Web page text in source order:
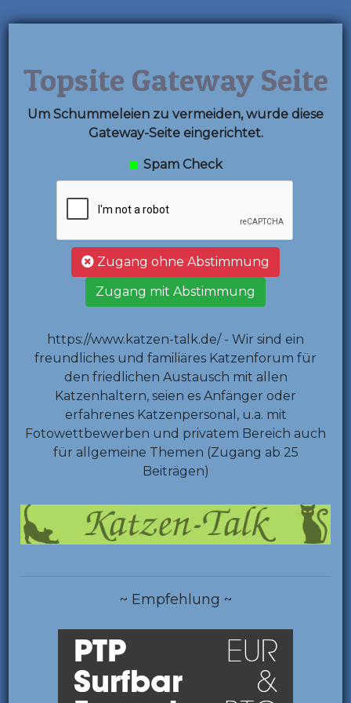
Topsite Gateway Seite
Um Schummeleien zu vermeiden, wurde diese
Gateway-Seite eingerichtet.
Spam Check
Zugang ohne Abstimmung
Zugang mit Abstimmung
https://www.katzen-talk.de/ - Wir sind ein
freundliches und familiäres Katzenforum für
den friedlichen Austausch mit allen
Katzenhaltern, seien es Anfänger oder
erfahrenes Katzenpersonal, u.a. mit
Fotowettbewerben und privatem Bereich auch
für allgemeine Themen (Zugang ab 25
Beiträgen)
~ Empfehlung ~